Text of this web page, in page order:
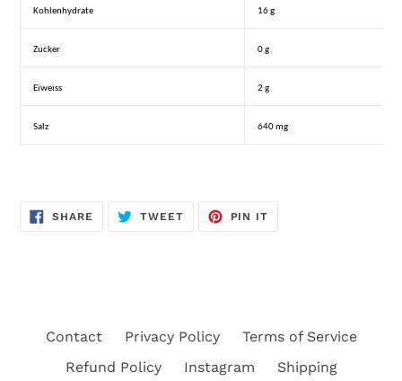
Kohlenhydrate 16g
Zucker 0g
Eiweiss 2 g
Salz 640 mg
SHARE SHARE
TWEETTWEET
PIN IT
Contact Privacy Policy
Terms of Service
Refund Policy
Instagram Shipping